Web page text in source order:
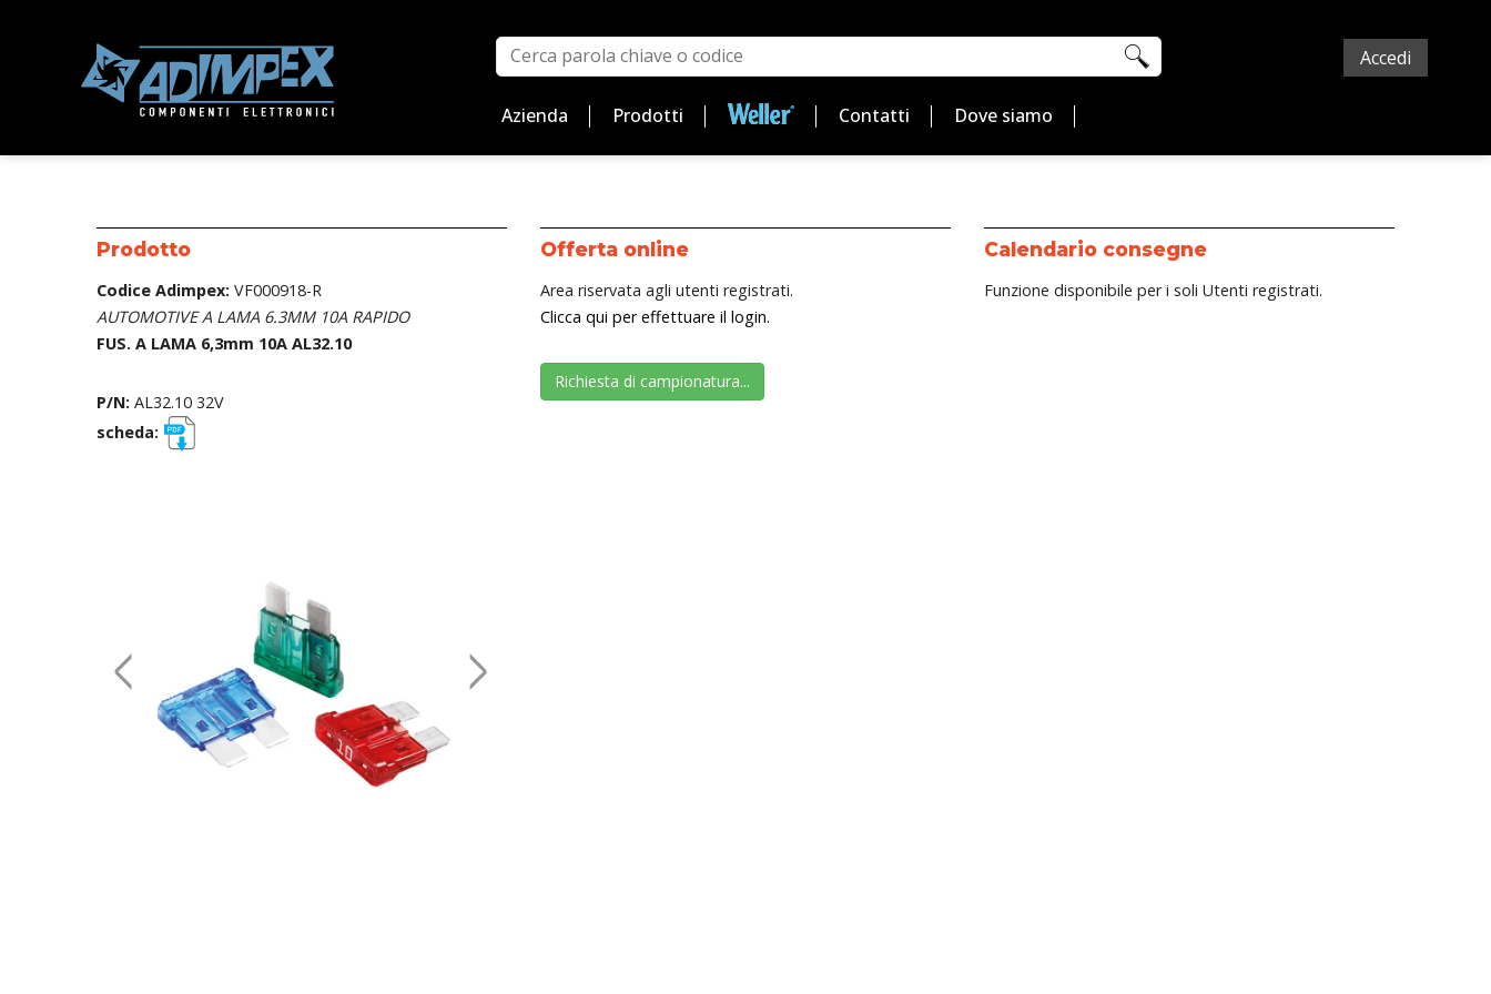
Azienda Prodotti Contatti Dove siamo
Accedi
Prodotto
Codice Adimpex: VF000918-R
AUTOMOTIVE A LAMA 6.3MM 10A RAPIDO
FUS. A LAMA 6,3mm 10A AL32.10
P/N: AL32.10 32V
scheda:
Offerta online
Area riservata agli utenti registrati.
Clicca qui per effettuare il login.
Richiesta di campionatura...
Calendario consegne
Funzione disponibile per i soli Utenti registrati.